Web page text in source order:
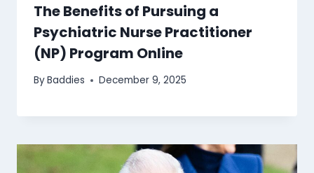
The Benefits of Pursuing a
Psychiatric Nurse Practitioner
(NP) Program Online
ByBaddies December 9, 2025